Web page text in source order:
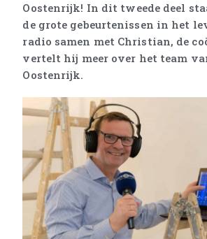
Oostenrijk! In dit tweede deel
de grote gebeurtenissen in het
radio samen met Christian, de
vertelt hij meer over het team
Oostenrijk.